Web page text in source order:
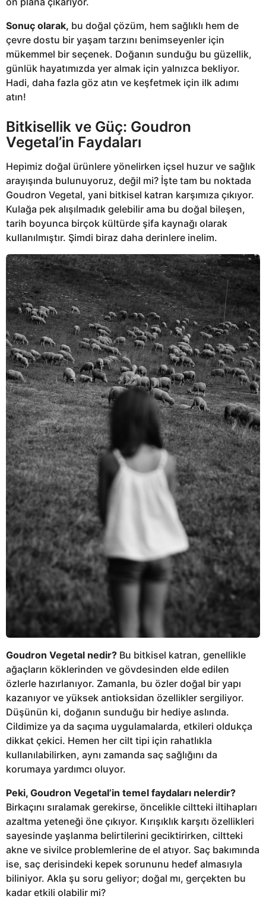
Sonuç olarak, bu doğal çözüm, hem sağlıklı hem de
çevre dostu bir yaşam tarzını benimseyenler için
mükemmel bir seçenek. Doğanın sunduğu bu güzellik,
günlük hayatımızda yer almak için yalnızca bekliyor.
Hadi, daha fazla göz atın ve keşfetmek için ilk adımı
atın!
Bitkisellik ve Güç: Goudron
Vegetal’in Faydaları
Hepimiz doğal ürünlere yönelirken içsel huzur ve sağlık
arayışında bulunuyoruz, değil mi? İşte tam bu noktada
Goudron Vegetal, yani bitkisel katran karşımıza çıkıyor.
Kulağa pek alışılmadık gelebilir ama bu doğal bileşen,
tarih boyunca birçok kültürde şifa kaynağı olarak
kullanılmıştır. Şimdi biraz daha derinlere inelim.
Goudron Vegetal nedir? Bu bitkisel katran, genellikle
ağaçların köklerinden ve gövdesinden elde edilen
özlerle hazırlanıyor. Zamanla, bu özler doğal bir yapı
kazanıyor ve yüksek antioksidan özellikler sergiliyor.
Düşünün ki, doğanın sunduğu bir hediye aslında.
Cildimize ya da saçıma uygulamalarda, etkileri oldukça
dikkat çekici. Hemen her cilt tipi için rahatlıkla
kullanılabilirken, aynı zamanda saç sağlığını da
korumaya yardımcı oluyor.
Peki, Goudron Vegetal’in temel faydaları nelerdir?
Birkaçını sıralamak gerekirse, öncelikle ciltteki iltihapları
azaltma yeteneği öne çıkıyor. Kırışıklık karşıtı özellikleri
sayesinde yaşlanma belirtilerini geciktirirken, ciltteki
akne ve sivilce problemlerine de el atıyor. Saç bakımında
ise, saç derisindeki kepek sorununu hedef almasıyla
biliniyor. Akla şu soru geliyor; doğal mı, gerçekten bu
kadar etkili olabilir mi?